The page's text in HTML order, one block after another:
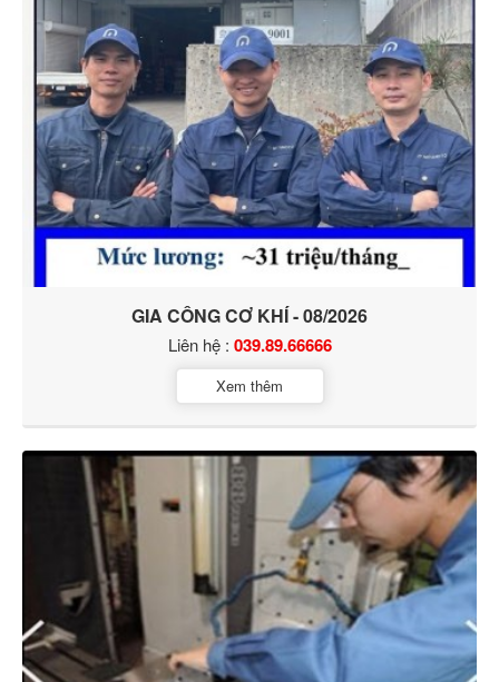
GIA CÔNG CƠ KHÍ - 08/2026
Liên hệ : 039.89.66666
Xem thêm